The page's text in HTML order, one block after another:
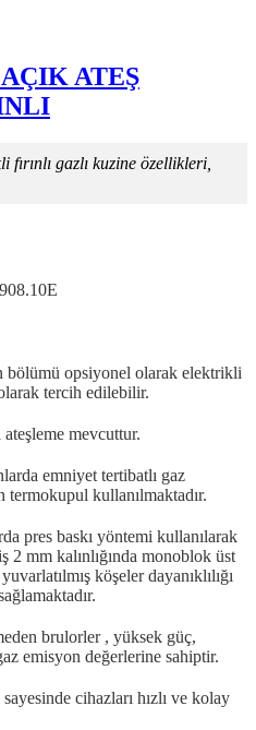
ATEŞ
gazlı kuzine özellikleri,
bölümü opsiyonel olarak elektrikli
tercih edilebilir.
ateşleme mevcuttur.
emniyet tertibatlı gaz
termokupul kullanılmaktadır.
pres baskı yöntemi kullanılarak
2 mm kalınlığında monoblok üst
köşeler dayanıklılığı
brulorler , yüksek güç,
emisyon değerlerine sahiptir.
cihazları hızlı ve kolay